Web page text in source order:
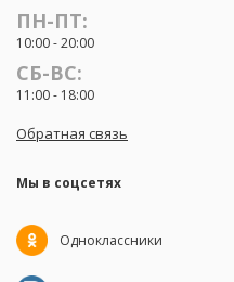
ПН-ПТ:
10:00 - 20:00
СБ-ВС:
11:00 - 18:00
Обратная связь
Мы в соцсетях
Одноклассники